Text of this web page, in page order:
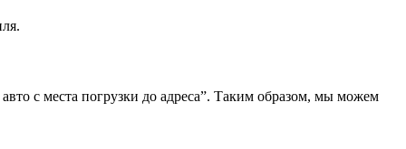
с места погрузки до адреса”. Таким образом, мы можем